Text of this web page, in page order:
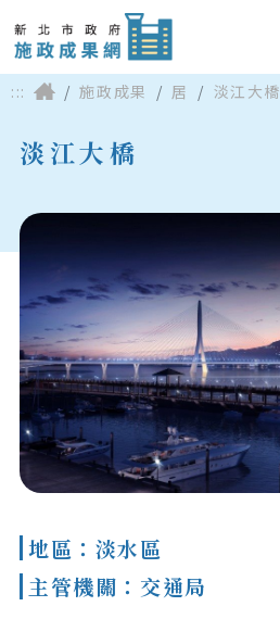
::: 施政成果 居 淡江大橋
淡江大橋
地區：淡水區
主管機關：交通局